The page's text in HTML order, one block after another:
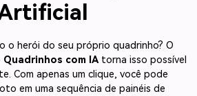
o herói do seu próprio quadrinho? O
com IAtorna isso possível
Com apenas um clique, você pode
em uma sequência de painéis de